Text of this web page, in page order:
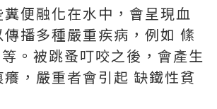
便融化在水中，會呈現血
播多種嚴重疾病，例如 絛
。被跳蚤叮咬之後，會產生
，嚴重者會引起 缺鐵性貧